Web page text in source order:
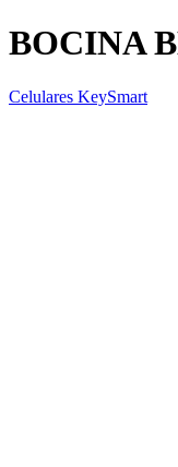
BOCINA
Celulares KeySmart